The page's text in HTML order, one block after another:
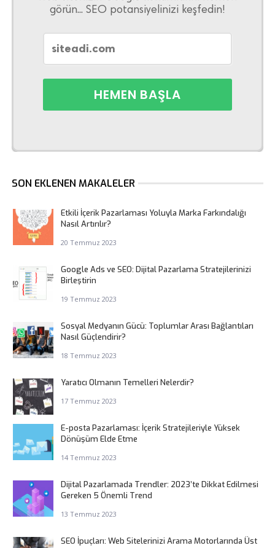
görün... SEO potansiyelinizi keşfedin!
SON EKLENEN MAKALELER
Etkili İçerik Pazarlaması Yoluyla Marka Farkındalığı
Nasıl Artırılır?
20 Temmuz 2023
Google Ads ve SEO: Dijital Pazarlama Stratejilerinizi
Birleştirin
19 Temmuz 2023
Sosyal Medyanın Gücü: Toplumlar Arası Bağlantıları
Nasıl Güçlendirir?
18 Temmuz 2023
Yaratıcı Olmanın Temelleri Nelerdir?
17 Temmuz 2023
E-posta Pazarlaması: İçerik Stratejileriyle Yüksek
Dönüşüm Elde Etme
14 Temmuz 2023
Dijital Pazarlamada Trendler: 2023’te Dikkat Edilmesi
Gereken 5 Önemli Trend
13 Temmuz 2023
SEO İpuçları: Web Sitelerinizi Arama Motorlarında Üst